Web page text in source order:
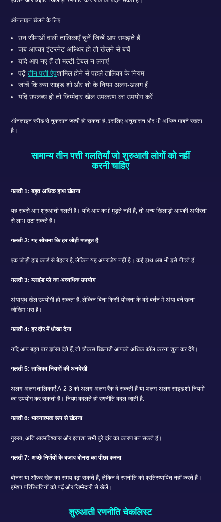
ऑनलाइन खेलने के लिए:
उन सीमाओं वाली तालिकाएँ चुनें जिन्हें आप समझते हैं
जब आपका इंटरनेट अस्थिर हो तो खेलने से बचें
यदि आप नए हैं तो मल्टी-टेबल न लगाएं
पढ़ेंतीन पत्ती ऐपशामिल होने से पहले तालिका के नियम
जांचें कि क्या साइड शो और शो के नियम अलग-अलग हैं
यदि उपलब्ध हो तो जिम्मेदार खेल उपकरण का उपयोग करें
ऑनलाइन स्पीड से नुकसान जल्दी हो सकता है, इसलिए अनुशासन और भी अधिक मायने रखता
है।
सामान्य तीन पत्ती गलतियाँ जो शुरुआती लोगों को नहीं
करनी चाहिए
गलती 1: बहुत अधिक हाथ खेलना
यह सबसे आम शुरुआती गलती है। यदि आप कभी मुड़ते नहीं हैं, तो अन्य खिलाड़ी आपकी अधीरता
से लाभ उठा सकते हैं।
गलती 2: यह सोचना कि हर जोड़ी मजबूत है
एक जोड़ी हाई कार्ड से बेहतर है, लेकिन यह अपराजेय नहीं है। कई हाथ अब भी इसे पीटते हैं.
गलती 3: ब्लाइंड प्ले का अत्यधिक उपयोग
अंधाधुंध खेल उपयोगी हो सकता है, लेकिन बिना किसी योजना के बड़े बर्तन में अंधा बने रहना
जोखिम भरा है।
गलती 4: हर दौर में धोखा देना
यदि आप बहुत बार झांसा देते हैं, तो चौकस खिलाड़ी आपको अधिक कॉल करना शुरू कर देंगे।
गलती 5: तालिका नियमों की अनदेखी
अलग-अलग तालिकाएँ A-2-3 को अलग-अलग रैंक दे सकती हैं या अलग-अलग साइड शो नियमों
का उपयोग कर सकती हैं। नियम बदलते ही रणनीति बदल जाती है.
गलती 6: भावनात्मक रूप से खेलना
गुस्सा, अति आत्मविश्वास और हताशा सभी बुरे दांव का कारण बन सकते हैं।
गलती 7: अच्छे निर्णयों के बजाय बोनस का पीछा करना
बोनस या ऑफ़र खेल का समय बढ़ा सकते हैं, लेकिन वे रणनीति को प्रतिस्थापित नहीं करते हैं।
हमेशा परिस्थितियों को पढ़ें और जिम्मेदारी से खेलें।
शुरुआती रणनीति चेकलिस्ट